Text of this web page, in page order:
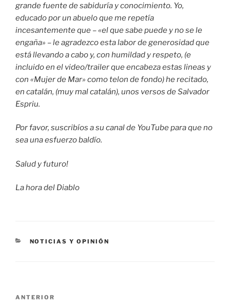
grande fuente de sabiduría y conocimiento. Yo,
educado por un abuelo que me repetía
incesantemente que – «el que sabe puede y no se le
engaña» – le agradezco esta labor de generosidad que
está llevando a cabo y, con humildad y respeto, (e
incluido en el video/trailer que encabeza estas lineas y
con «Mujer de Mar» como telon de fondo) he recitado,
en catalán, (muy mal catalán), unos versos de Salvador
Espriu.
Por favor, suscribíos a su canal de YouTube para que no
sea una esfuerzo baldío.
Salud y futuro!
La hora del Diablo
CATEGORÍAS
NOTICIAS Y OPINIÓN
Entrada
ANTERIOR